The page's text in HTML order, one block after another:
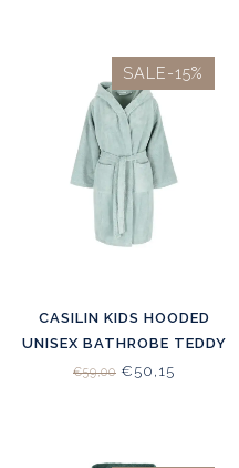
SALE-15%
CASILIN KIDS HOODED
UNISEX BATHROBE TEDDY
SEA GREEN
€59,00 €50,15